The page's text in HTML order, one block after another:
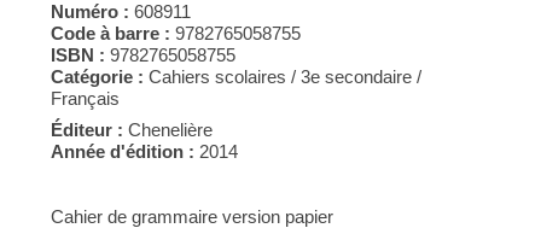
Numéro : 608911
Code à barre : 9782765058755
ISBN : 9782765058755
Catégorie : Cahiers scolaires / 3e secondaire /
Français
Éditeur : Chenelière
Année d'édition : 2014
Cahier de grammaire version papier